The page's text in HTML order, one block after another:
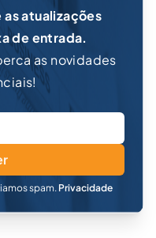
atualizações
de entrada.
as novidades
spam. Privacidade